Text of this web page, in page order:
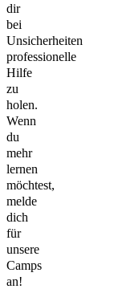
dir
bei
Unsicherheiten
professionelle
Hilfe
zu
holen.
Wenn
du
mehr
lernen
möchtest,
melde
dich
für
unsere
Camps
an!